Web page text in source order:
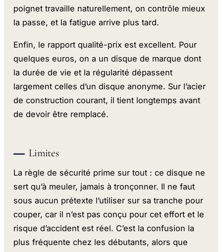
poignet travaille naturellement, on contrôle mieux
la passe, et la fatigue arrive plus tard.
Enfin, le rapport qualité-prix est excellent. Pour
quelques euros, on a un disque de marque dont
la durée de vie et la régularité dépassent
largement celles d’un disque anonyme. Sur l’acier
de construction courant, il tient longtemps avant
de devoir être remplacé.
Limites
La règle de sécurité prime sur tout : ce disque ne
sert qu’à meuler, jamais à tronçonner. Il ne faut
sous aucun prétexte l’utiliser sur sa tranche pour
couper, car il n’est pas conçu pour cet effort et le
risque d’accident est réel. C’est la confusion la
plus fréquente chez les débutants, alors que